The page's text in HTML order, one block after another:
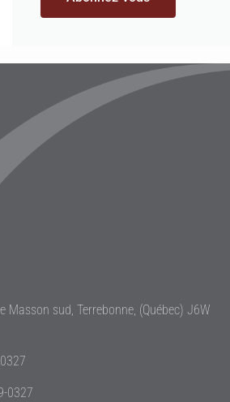
Masson sud, Terrebonne, (Québec) J6W
0327